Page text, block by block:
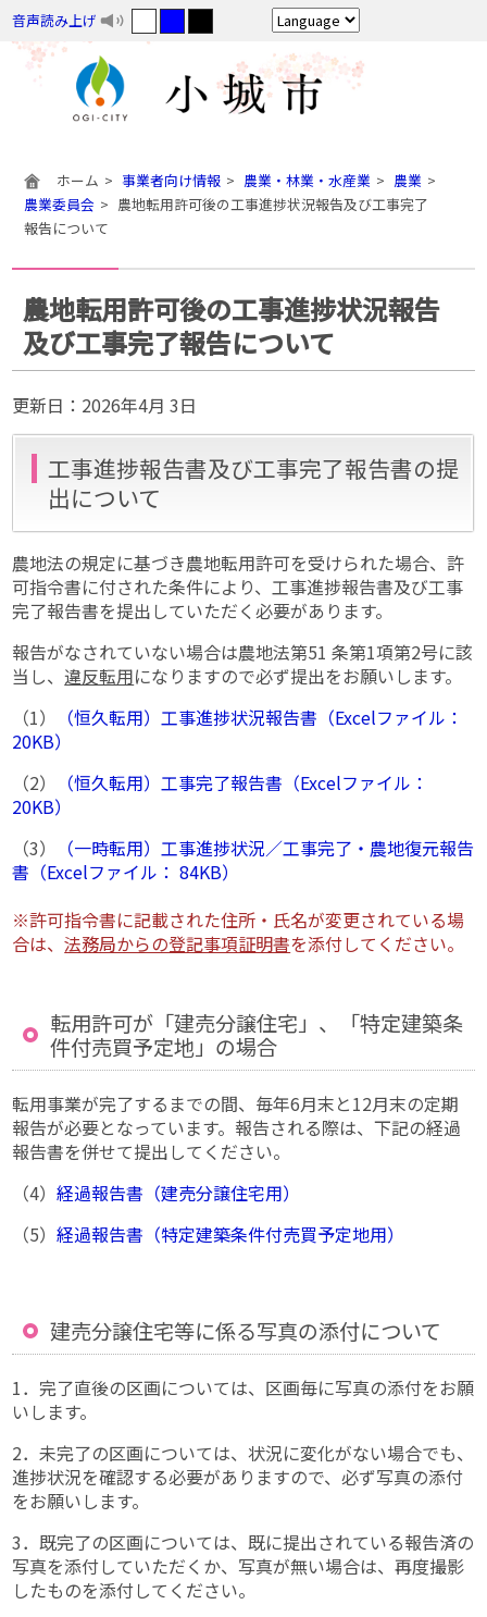
音声読み上げ
ホーム 事業者向け情報 農業・林業・水産業
農業
農業委員会
農地転用許可後の工事進捗状況報告及び工事完了
報告について
農地転用許可後の工事進捗状況報告
及び工事完了報告について
更新日： 2026年4月 3日
工事進捗報告書及び工事完了報告書の提
出について
農地法の規定に基づき農地転用許可を受けられた場合、許
可指令書に付された条件により、工事進捗報告書及び工事
完了報告書を提出していただく必要があります。
報告がなされていない場合は農地法第51 条第1項第2号に該
当し、違反転用になりますので必ず提出をお願いします。
（1）
（恒久転用）工事進捗状況報告書（Excelファイル：
20KB）
（2）
（恒久転用）工事完了報告書（Excelファイル：
20KB）
（3）
（一時転用）工事進捗状況／工事完了・農地復元報告
書（Excelファイル： 84KB）
※許可指令書に記載された住所・氏名が変更されている場
合は、法務局からの登記事項証明書を添付してください。
転用許可が「建売分譲住宅」、「特定建築条
件付売買予定地」の場合
転用事業が完了するまでの間、毎年6月末と12月末の定期
報告が必要となっています。報告される際は、下記の経過
報告書を併せて提出してください。
（4）経過報告書（建売分譲住宅用）
（5）経過報告書（特定建築条件付売買予定地用）
建売分譲住宅等に係る写真の添付について
1．完了直後の区画については、区画毎に写真の添付をお願
いします。
2．未完了の区画については、状況に変化がない場合でも、
進捗状況を確認する必要がありますので、必ず写真の添付
をお願いします。
3．既完了の区画については、既に提出されている報告済の
写真を添付していただくか、写真が無い場合は、再度撮影
したものを添付してください。